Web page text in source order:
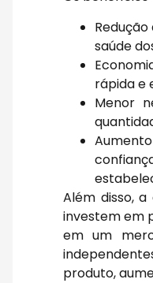
saúde
rápida e
Menor
Além disso,
investem em
em um
produto,